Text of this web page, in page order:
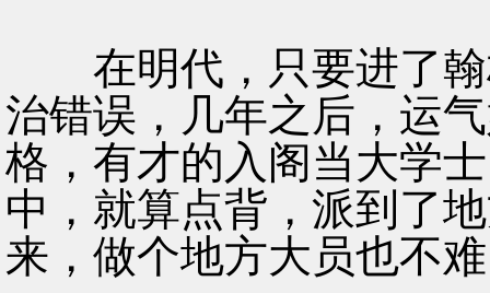
在明代，只要进了翰
治错误，几年之后，运
格，有才的入阁当大学
中，就算点背，派到了
来，做个地方大员也不